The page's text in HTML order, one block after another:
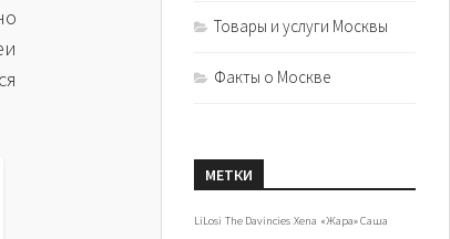
Товары и услуги Москвы
Факты о Москве
МЕТКИ
LiLosi The Davincies Xena «Жара» Саша